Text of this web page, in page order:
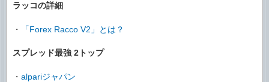
ラッコの詳細
・ 「Forex Racco V2」とは？
スプレッド最強 2トップ
・ alpariジャパン